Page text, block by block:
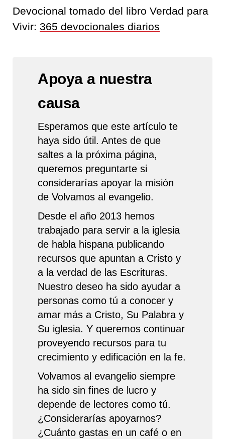
Devocional tomado del libro Verdad para
Vivir: 365 devocionales diarios
Apoya a nuestra
causa
Esperamos que este artículo te
haya sido útil. Antes de que
saltes a la próxima página,
queremos preguntarte si
considerarías apoyar la misión
de Volvamos al evangelio.
Desde el año 2013 hemos
trabajado para servir a la iglesia
de habla hispana publicando
recursos que apuntan a Cristo y
a la verdad de las Escrituras.
Nuestro deseo ha sido ayudar a
personas como tú a conocer y
amar más a Cristo, Su Palabra y
Su iglesia. Y queremos continuar
proveyendo recursos para tu
crecimiento y edificación en la fe.
Volvamos al evangelio siempre
ha sido sin fines de lucro y
depende de lectores como tú.
¿Considerarías apoyarnos?
¿Cuánto gastas en un café o en